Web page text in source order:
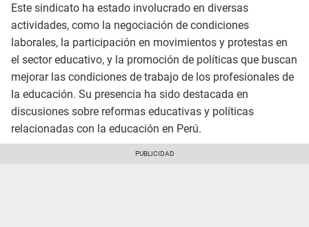
Este sindicato ha estado involucrado en diversas
actividades, como la negociación de condiciones
laborales, la participación en movimientos y protestas en
el sector educativo, y la promoción de políticas que buscan
mejorar las condiciones de trabajo de los profesionales de
la educación. Su presencia ha sido destacada en
discusiones sobre reformas educativas y políticas
relacionadas con la educación en Perú.